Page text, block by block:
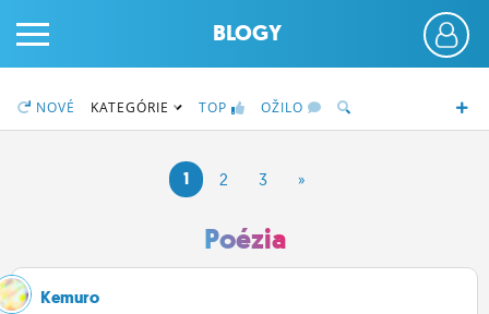
ČINŽIAK
BLOGY
NOVÉ KATEGÓRIE TOP OŽILO
1 2 3 »
Poézia
Kemuro